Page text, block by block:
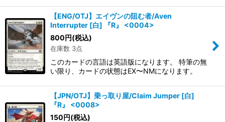
【ENG/OTJ】エイヴンの阻む者/Aven
Interrupter [白] 『R』 <0004>
800円(税込)
在庫数 3点
このカードの言語は英語版になります。 特筆の無
い限り、カードの状態はEX〜NMになります。
【JPN/OTJ】乗っ取り屋/Claim Jumper [白]
『R』 <0008>
150円(税込)